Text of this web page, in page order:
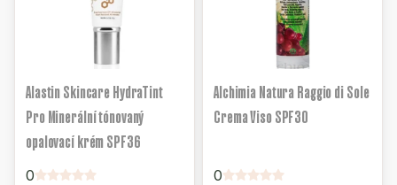
Alastin Skincare HydraTint
Pro Minerální tónovaný
opalovací krém SPF36
0
Alchimia Natura Raggio di Sole
Crema Viso SPF30
0